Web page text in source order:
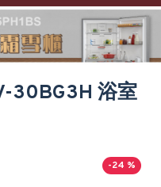
30BG3H 浴室
-24 %